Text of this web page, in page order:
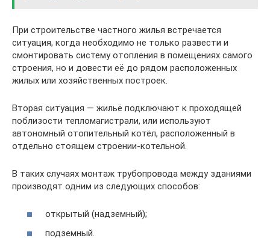
При строительстве частного жилья встречается
ситуация, когда необходимо не только развести и
смонтировать систему отопления в помещениях самого
строения, но и довести её до рядом расположенных
жилых или хозяйственных построек.
Вторая ситуация — жильё подключают к проходящей
поблизости тепломагистрали, или используют
автономный отопительный котёл, расположенный в
отдельно стоящем строении-котельной.
В таких случаях монтаж трубопровода между зданиями
производят одним из следующих способов:
открытый (надземный);
подземный.